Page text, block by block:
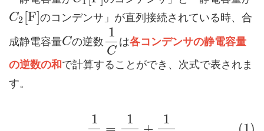
C2 [F]のコンデンサ」が直列接続されている時、合
成静電容量Cの逆数
1
C
は各コンデンサの静電容量
の逆数の和で計算することができ、次式で表されま
す。
1 1 1